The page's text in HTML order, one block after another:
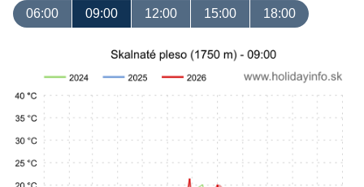
06:00 09:00 12:00 15:00 18:00